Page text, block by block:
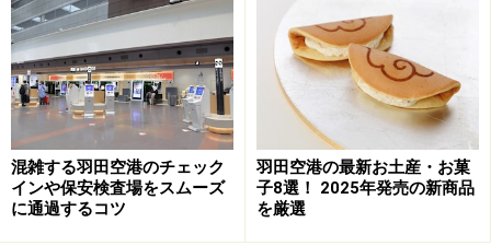
混雑する羽田空港のチェック
インや保安検査場をスムーズ
に通過するコツ
羽田空港の最新お土産・お菓
子8選！ 2025年発売の新商品
を厳選